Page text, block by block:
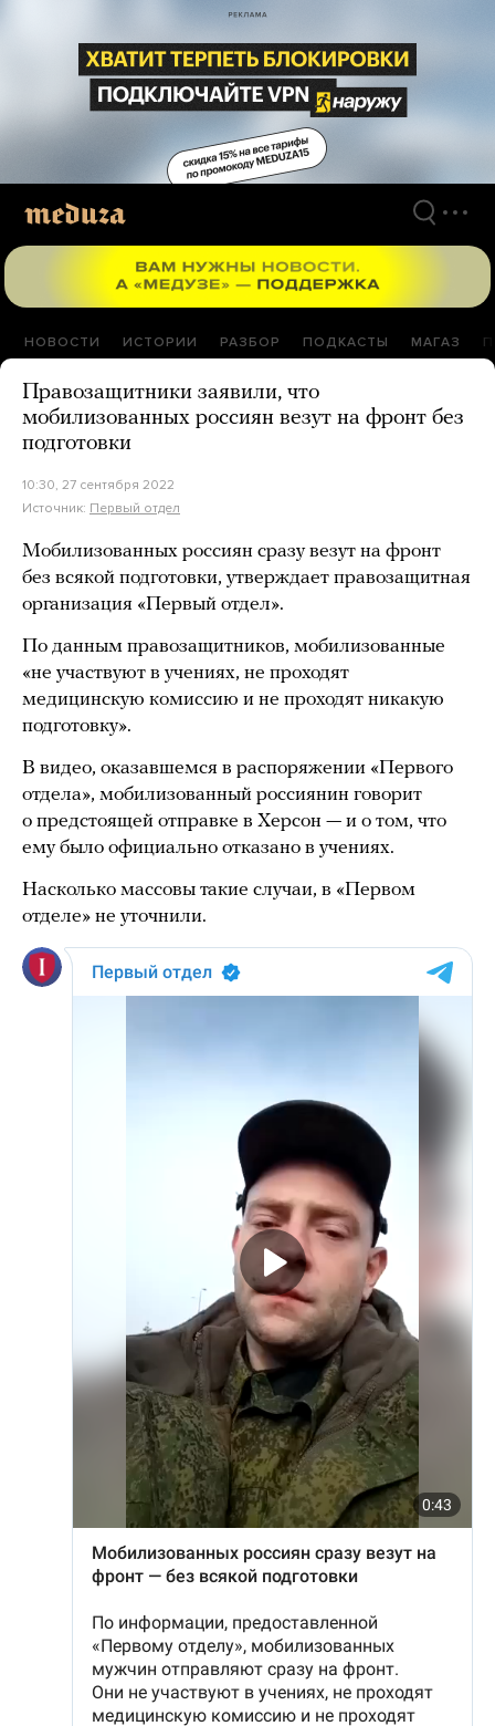
материалам
НОВОСТИ ИСТОРИИ РАЗБОР ПОДКАСТЫ МАГАЗ
Правозащитники заявили, что
мобилизованных россиян везут на фронт без
подготовки
10:30, 27 сентября 2022
Источник: Первый отдел
Мобилизованных россиян сразу везут на фронт
без всякой подготовки, утверждает правозащитная
организация «Первый отдел».
По данным правозащитников, мобилизованные
«не участвуют в учениях, не проходят
медицинскую комиссию и не проходят никакую
подготовку».
В видео, оказавшемся в распоряжении «Первого
отдела», мобилизованный россиянин говорит
о предстоящей отправке в Херсон — и о том, что
ему было официально отказано в учениях.
Насколько массовы такие случаи, в «Первом
отделе» не уточнили.